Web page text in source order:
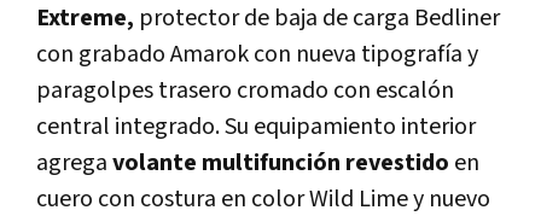
Extreme, protector de baja de carga Bedliner
con grabado Amarok con nueva tipografía y
paragolpes trasero cromado con escalón
central integrado. Su equipamiento interior
agregavolante multifunción revestido en
cuero con costura en color Wild Lime y nuevo